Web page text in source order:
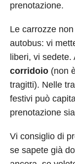
prenotazione.
Le carrozze
autobus: vi
liberi, vi sedete.
corridoio (non
tragitti). Nelle
festivi può
prenotazione
Vi consiglio di
se sapete già